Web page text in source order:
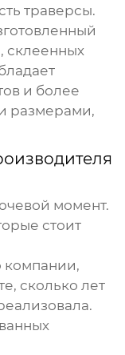
траверсы.
склеенных
и более
размерами,
момент.
стоит
компании,
сколько лет